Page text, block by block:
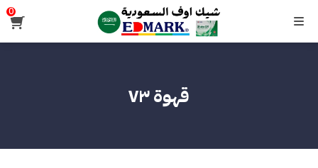
القائمة
0
قهوة ٧٣